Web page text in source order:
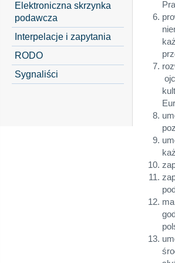
Elektroniczna skrzynka
podawcza
Interpelacje i zapytania
RODO
Sygnaliści